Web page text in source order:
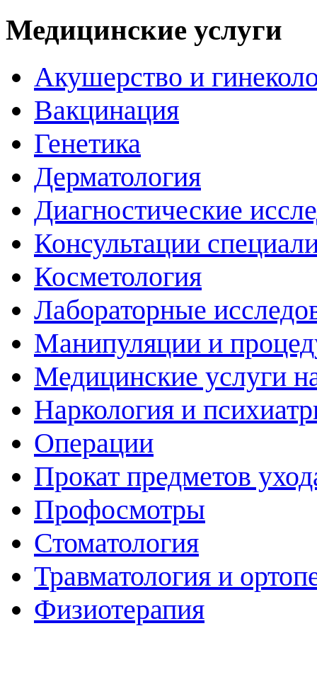
Медицинские услуги
Акушерство и
Вакцинация
Генетика
Дерматология
Диагностические
Консультации
Косметология
Лабораторные
Манипуляции и
Медицинские услуги
Наркология и
Операции
Прокат предметов
Профосмотры
Стоматология
Травматология и
Физиотерапия